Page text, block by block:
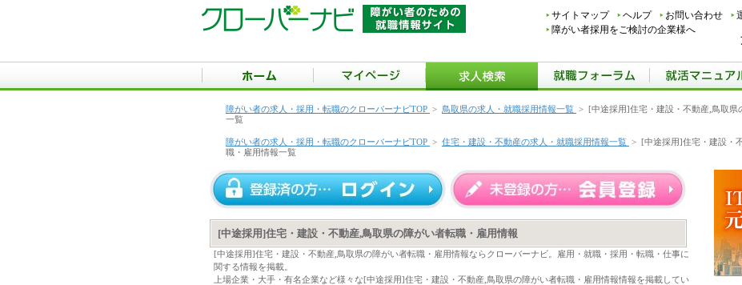
サイトマップ ヘルプ お問い合わせ
障がい者採用をご検討の企業様へ
障がい者の求人・採用・転職のクローバーナビTOP > 鳥取県の求人・就職採用情報一覧 > [中途採用]住宅・建設・不動産,鳥取県
一覧
障がい者の求人・採用・転職のクローバーナビTOP > 住宅・建設・不動産の求人・就職採用情報一覧 > [中途採用]住宅・建設・
職・雇用情報一覧
[中途採用]住宅・建設・不動産,鳥取県の障がい者転職・雇用情報
[中途採用]住宅・建設・不動産,鳥取県の障がい者転職・雇用情報ならクローバーナビ。雇用・就職・採用・転職・仕事に
関する情報を掲載。
上場企業・大手・有名企業など様々な[中途採用]住宅・建設・不動産,鳥取県の障がい者転職・雇用情報情報を掲載してい